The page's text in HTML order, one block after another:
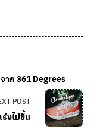
าก 361 Degrees
POST
งไม่ขึ้น